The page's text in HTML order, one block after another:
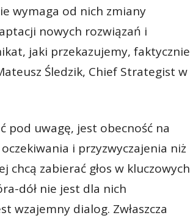
wymaga od nich zmiany
nowych rozwiązań i
jaki przekazujemy, faktycznie
Śledzik, Chief Strategist w
pod uwagę, jest obecność na
i przyzwyczajenia niż
chcą zabierać głos w kluczowych
dół nie jest dla nich
wzajemny dialog. Zwłaszcza